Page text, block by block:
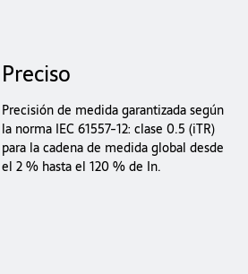
Preciso
Precisión de medida garantizada según
la norma IEC 61557-12: clase 0.5 (iTR)
para la cadena de medida global desde
el 2 % hasta el 120 % de In.